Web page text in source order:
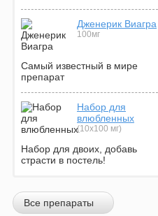
Дженерик Виагра
100мг
Самый известный в мире
препарат
Набор для
влюбленных
(10х100 мг)
Набор для двоих, добавь
страсти в постель!
Все препараты